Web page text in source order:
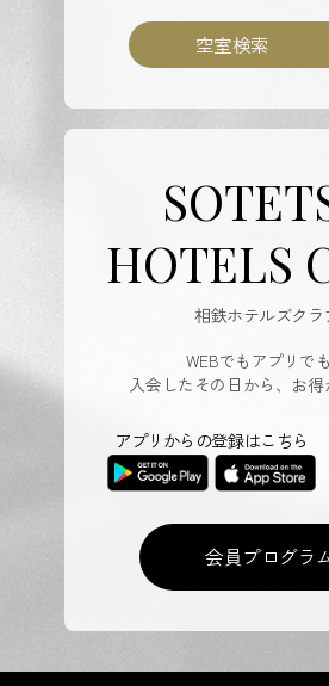
空室検索
HOTELS
相鉄ホテルズクラ
WEBでもアプリで
入会したその日から、お得
会員プログラ
アプリからの登録はこちら